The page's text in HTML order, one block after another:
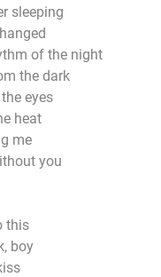
sleeping
of the night
the dark
eyes
heat
me
you
this
boy